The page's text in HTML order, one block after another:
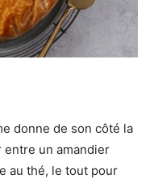
donne de son côté la
un amandier
au thé, le tout pour